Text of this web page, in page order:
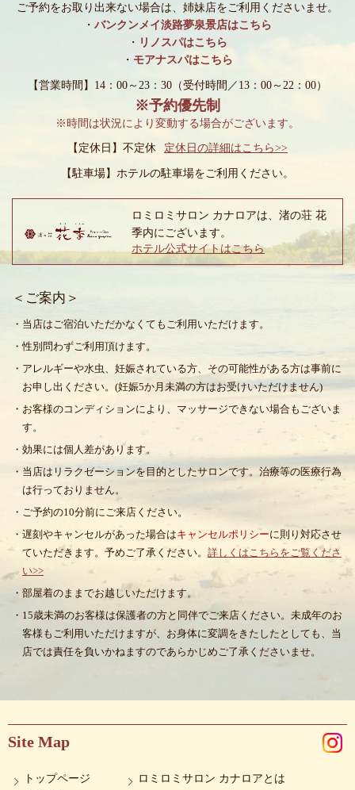
ご予約をお取り出来ない場合は、姉妹店をご利用くださいませ。
・ バンクンメイ淡路夢泉景店はこちら
・ リノスパはこちら
・ モアナスパはこちら
【営業時間】14：00～23：30 （受付時間／13：00～22：00）
※予約優先制
※時間は状況により変動する場合がございます。
【定休日】不定休 定休日の詳細はこちら>>
【駐車場】 ホテルの駐車場をご利用ください。
ロミロミサロン カナロアは、渚の荘 花
季内にございます。
ホテル公式サイトはこちら
＜ご案内＞
・当店はご宿泊いただかなくてもご利用いただけます。
・性別問わずご利用頂けます。
・アレルギーや水虫、妊娠されている方、その可能性がある方は事前に
お申し出ください。(妊娠5か月未満の方はお受けいただけません)
・お客様のコンディションにより、マッサージできない場合もございま
す。
・効果には個人差があります。
・当店はリラクゼーションを目的としたサロンです。治療等の医療行為
は行っておりません。
・ご予約の10分前にご来店ください。
・遅刻やキャンセルがあった場合はキャンセルポリシーに則り対応させ
ていただきます。予めご了承ください。 詳しくはこちらをご覧くださ
い>>
・部屋着のままでお越しいただけます。
・15歳未満のお客様は保護者の方と同伴でご来店ください。未成年のお
客様もご利用いただけますが、お身体に変調をきたしたとしても、当
店では責任を負いかねますのであらかじめご了承くださいませ。
Site Map
トップページ
ロミロミサロン カナロアとは